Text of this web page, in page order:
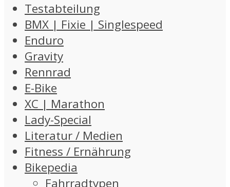
Testabteilung
BMX | Fixie | Singlespeed
Enduro
Gravity
Rennrad
E-Bike
XC | Marathon
Lady-Special
Literatur / Medien
Fitness / Ernährung
Bikepedia
Fahrradtypen